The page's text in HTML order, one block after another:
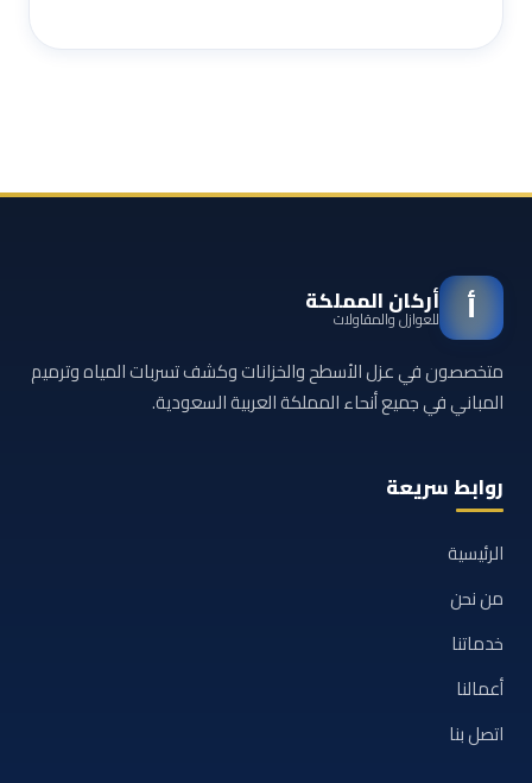
أ أركان المملكة
للعوازل والمقاولات
متخصصون في عزل الأسطح والخزانات وكشف تسربات المياه وترميم
المباني في جميع أنحاء المملكة العربية السعودية.
روابط سريعة
الرئيسية
من نحن
خدماتنا
أعمالنا
اتصل بنا